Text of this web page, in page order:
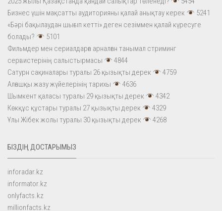
Бизнес үшін мақсатты аудиторияны қалай анықтау керек
5241
«Бәрі бақылаудан шығып кетті» деген сезіммен қалай күресуге
болады?
5101
Фильмдер мен сериалдарға арналған танымал стриминг
сервистерінің салыстырмасы
4844
Сатурн сақиналары туралы 26 қызықты дерек
4759
Алғашқы жазу жүйелерінің тарихы
4636
Шымкент қаласы туралы 29 қызықты дерек
4342
Көкқұс құстары туралы 27 қызықты дерек
4329
Ұлы Жібек жолы туралы 30 қызықты дерек
4268
БІЗДІҢ ДОСТАРЫМЫЗ
inforadar.kz
informator.kz
onlyfacts.kz
millionfacts.kz